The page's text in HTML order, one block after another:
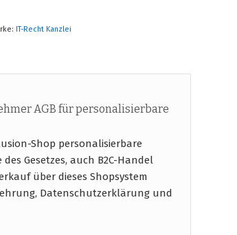
IT-Recht Kanzlei
AGB für personalisierbare
Shop personalisierbare
Gesetzes, auch B2C-Handel
über dieses Shopsystem
Datenschutzerklärung und